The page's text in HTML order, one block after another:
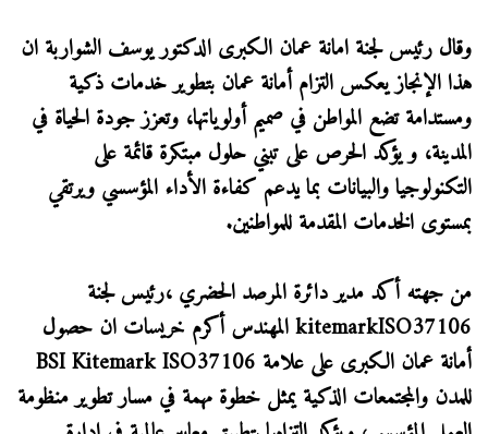
وقال رئيس لجنة امانة عمان الكبرى الدكتور يوسف الشواربة ان
هذا الإنجاز يعكس التزام أمانة عمان بتطوير خدمات ذكية
ومستدامة تضع المواطن في صميم أولوياتها، وتعزز جودة الحياة في
المدينة، و يؤكد الحرص على تبني حلول مبتكرة قائمة على
التكنولوجيا والبيانات بما يدعم كفاءة الأداء المؤسسي ويرتقي
بمستوى الخدمات المقدمة للمواطنين.
من جهته أكد مدير دائرة المرصد الحضري ،رئيس لجنة
kitemarkISO37106 المهندس أكرم خريسات ان حصول
أمانة عمان الكبرى على علامة ️BSI Kitemark ISO37106
للمدن والمجتمعات الذكية يمثل خطوة مهمة في مسار تطوير منظومة